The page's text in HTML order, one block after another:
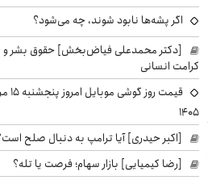
اگر پشه‌ها نابود شوند، چه می‌شود؟
[دکتر محمدعلی فیاض‌بخش] حقوق بشر و
کرامت انسانی
قیمت روز
۱۴۰۵
[اکبر حیدری] آیا ترامپ به دنبال صلح
[رضا کیمیایی] بازار سهام؛ فرصت یا تله؟